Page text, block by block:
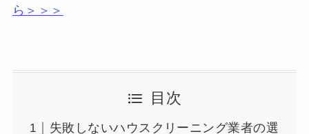
ら＞＞＞
目次
失敗しないハウスクリーニング業者の選